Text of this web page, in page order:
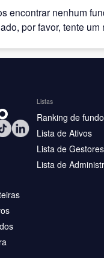
encontrar nenhum
por favor, tente um
Listas
Ranking de
Lista de Ativos
Lista de Gestores
Lista de